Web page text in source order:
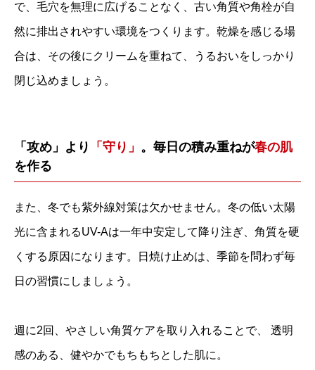
で、毛穴を無理に広げることなく、古い角質や角栓が自
然に排出されやすい環境をつくります。乾燥を感じる場
合は、その後にクリームを重ねて、うるおいをしっかり
閉じ込めましょう。
「攻め」より 「守り」 。 毎日の積み重ねが春の肌
を作る
また、冬でも紫外線対策は欠かせません。冬の低い太陽
光に含まれるUV-Aは一年中安定して降り注ぎ、角質を硬
くする原因になります。日焼け止めは、季節を問わず毎
日の習慣にしましょう。
週に2回、やさしい角質ケアを取り入れることで、 透明
感のある、健やかでもちもちとした肌に。